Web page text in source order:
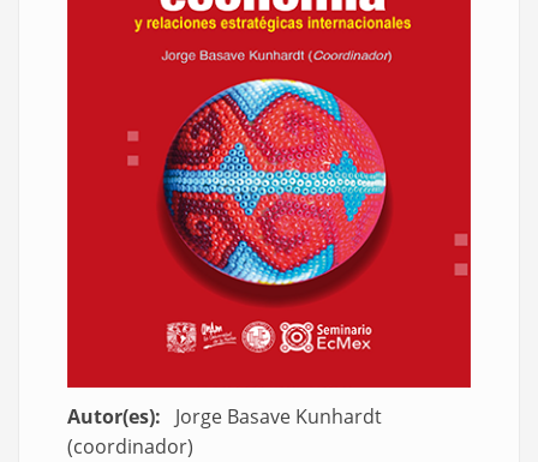
Autor(es)
Jorge Basave Kunhardt
(coordinador)